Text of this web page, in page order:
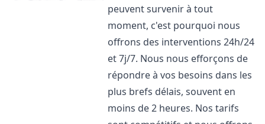
peuvent survenir à tout
moment, c'est pourquoi nous
offrons des interventions 24h/24
et 7j/7. Nous nous efforçons de
répondre à vos besoins dans les
plus brefs délais, souvent en
moins de 2 heures. Nos tarifs